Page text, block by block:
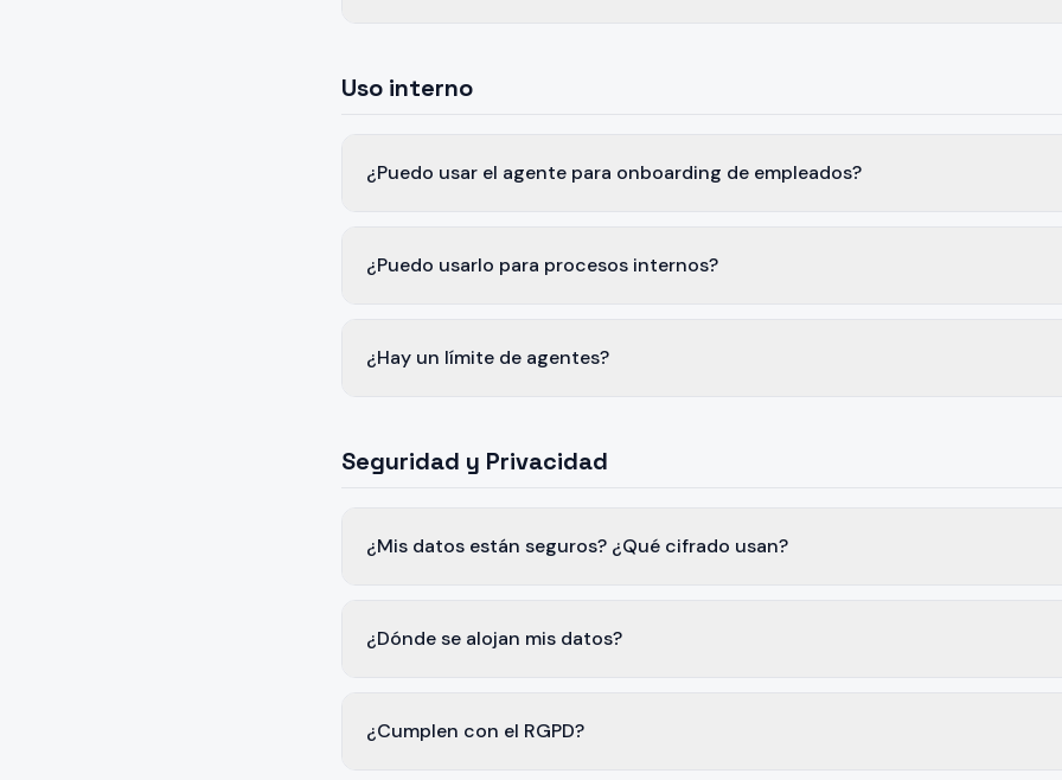
Uso interno
¿Puedo usar el agente para onboarding de empleados?
¿Puedo usarlo para procesos internos?
¿Hay un límite de agentes?
Seguridad y Privacidad
¿Mis datos están seguros? ¿Qué cifrado usan?
¿Dónde se alojan mis datos?
¿Cumplen con el RGPD?